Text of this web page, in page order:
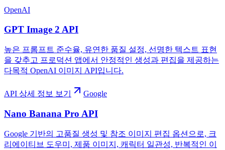
OpenAI
GPT Image 2 API
높은 프롬프트 준수율, 유연한 품질 설정, 선명한 텍스트 표현
을 갖추고 프로덕션 앱에서 안정적인 생성과 편집을 제공하는
다목적 OpenAI 이미지 API입니다.
API 상세 정보 보기 Google
Nano Banana Pro API
Google 기반의 고품질 생성 및 참조 이미지 편집 옵션으로, 크
리에이티브 도우미, 제품 이미지, 캐릭터 일관성, 반복적인 이